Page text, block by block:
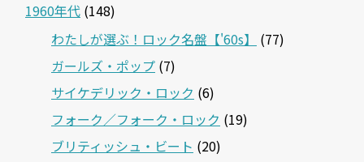
1960年代 (148)
わたしが選ぶ！ロック名盤【'60s】
(77)
ガールズ・ポップ (7)
サイケデリック・ロック (6)
フォーク／フォーク・ロック (19)
ブリティッシュ・ビート (20)